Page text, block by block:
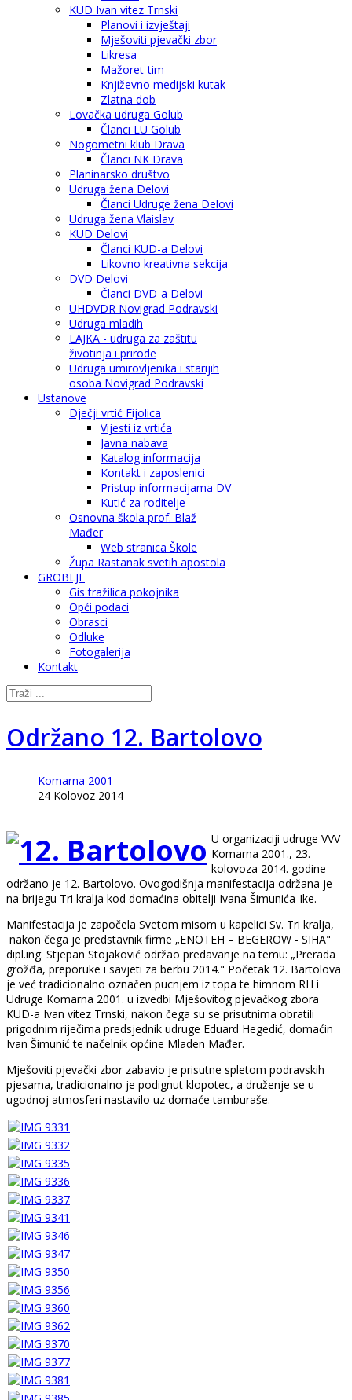
KUD Ivan vitez Trnski
Planovi i izvještaji
Mješoviti pjevački zbor
Likresa
Mažoret-tim
Književno medijski kutak
Zlatna dob
Lovačka udruga Golub
Članci LU Golub
Nogometni klub Drava
Članci NK Drava
Planinarsko društvo
Udruga žena Delovi
Članci Udruge žena Delovi
Udruga žena Vlaislav
KUD Delovi
Članci KUD-a Delovi
Likovno kreativna sekcija
DVD Delovi
Članci DVD-a Delovi
UHDVDR Novigrad Podravski
Udruga mladih
LAJKA - udruga za zaštitu
životinja i prirode
Udruga umirovljenika i starijih
osoba Novigrad Podravski
Ustanove
Dječji vrtić Fijolica
Vijesti iz vrtića
Javna nabava
Katalog informacija
Kontakt i zaposlenici
Pristup informacijama DV
Kutić za roditelje
Osnovna škola prof. Blaž
Mađer
Web stranica Škole
Župa Rastanak svetih apostola
GROBLJE
Gis tražilica pokojnika
Opći podaci
Obrasci
Odluke
Fotogalerija
Kontakt
Održano 12. Bartolovo
Komarna 2001
24 Kolovoz 2014
U organizaciji udruge VVV
Komarna 2001., 23.
kolovoza 2014. godine
održano je 12. Bartolovo. Ovogodišnja manifestacija održana je
na brijegu Tri kralja kod domaćina obitelji Ivana Šimunića-Ike.
Manifestacija je započela Svetom misom u kapelici Sv. Tri kralja,
nakon čega je predstavnik firme „ENOTEH – BEGEROW - SIHA"
dipl.ing. Stjepan Stojaković održao predavanje na temu: „Prerada
grožđa, preporuke i savjeti za berbu 2014." Početak 12. Bartolova
je već tradicionalno označen pucnjem iz topa te himnom RH i
Udruge Komarna 2001. u izvedbi Mješovitog pjevačkog zbora
KUD-a Ivan vitez Trnski, nakon čega su se prisutnima obratili
prigodnim riječima predsjednik udruge Eduard Hegedić, domaćin
Ivan Šimunić te načelnik općine Mladen Mađer.
Mješoviti pjevački zbor zabavio je prisutne spletom podravskih
pjesama, tradicionalno je podignut klopotec, a druženje se u
ugodnoj atmosferi nastavilo uz domaće tamburaše.